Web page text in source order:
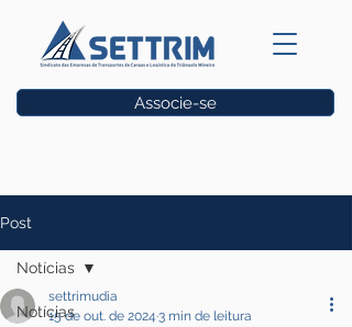
Associe-se
Post
Notícias
Notícias
settrimudia
15 de out. de 2024 3 min de leitura